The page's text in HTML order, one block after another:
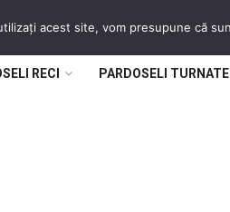
RECI PARDOSELI TURNATE
acest site, vom presupune că